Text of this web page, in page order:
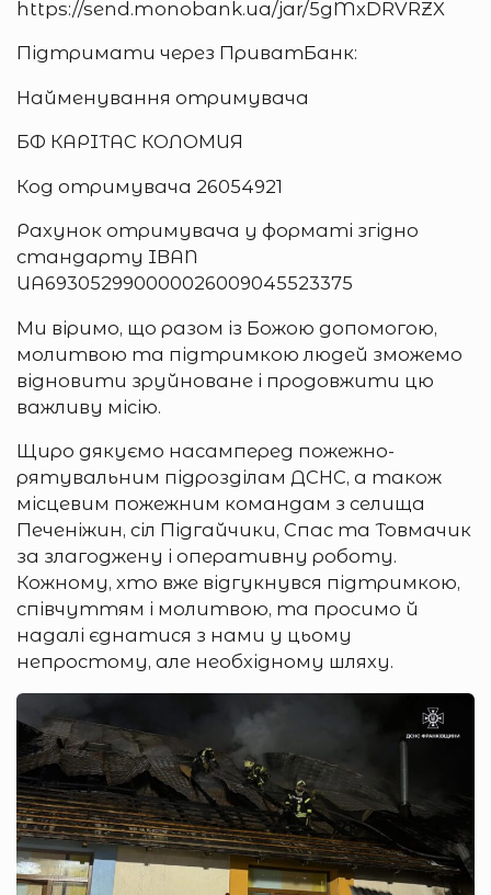
https://send.monobank.ua/jar/5gMxDRVRZX
Підтримати через ПриватБанк:
Найменування отримувача
БФ КАРIТАС КОЛОМИЯ
Код отримувача 26054921
Рахунок отримувача у форматі згідно
стандарту IBAN
UA693052990000026009045523375
Ми віримо, що разом із Божою допомогою,
молитвою та підтримкою людей зможемо
відновити зруйноване і продовжити цю
важливу місію.
Щиро дякуємо насамперед пожежно-
рятувальним підрозділам ДСНС, а також
місцевим пожежним командам з селища
Печеніжин, сіл Підгайчики, Спас та Товмачик
за злагоджену і оперативну роботу.
Кожному, хто вже відгукнувся підтримкою,
співчуттям і молитвою, та просимо й
надалі єднатися з нами у цьому
непростому, але необхідному шляху.